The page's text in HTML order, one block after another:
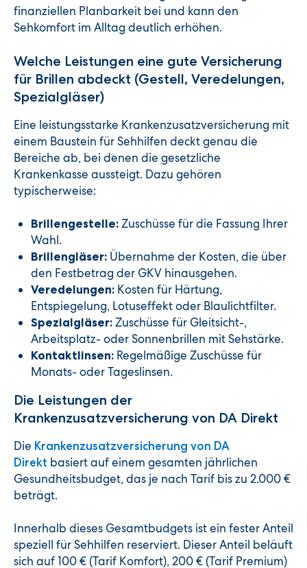
finanziellen Planbarkeit bei und kann den
Sehkomfort im Alltag deutlich erhöhen.
Welche Leistungen eine gute Versicherung
für Brillen abdeckt (Gestell, Veredelungen,
Spezialgläser)
Eine leistungsstarke Krankenzusatzversicherung mit
einem Baustein für Sehhilfen deckt genau die
Bereiche ab, bei denen die gesetzliche
Krankenkasse aussteigt. Dazu gehören
typischerweise:
Brillengestelle: Zuschüsse für die Fassung Ihrer
Wahl.
Brillengläser: Übernahme der Kosten, die über
den Festbetrag der GKV hinausgehen.
Veredelungen: Kosten für Härtung,
Entspiegelung, Lotuseffekt oder Blaulichtfilter.
Spezialgläser: Zuschüsse für Gleitsicht-,
Arbeitsplatz- oder Sonnenbrillen mit Sehstärke.
Kontaktlinsen: Regelmäßige Zuschüsse für
Monats- oder Tageslinsen.
Die Leistungen der
Krankenzusatzversicherung von DA Direkt
Die Krankenzusatzversicherung von DA
Direkt basiert auf einem gesamten jährlichen
Gesundheitsbudget, das je nach Tarif bis zu 2.000 €
beträgt.
Innerhalb dieses Gesamtbudgets ist ein fester Anteil
speziell für Sehhilfen reserviert. Dieser Anteil beläuft
sich auf 100 € (Tarif Komfort), 200 € (Tarif Premium)